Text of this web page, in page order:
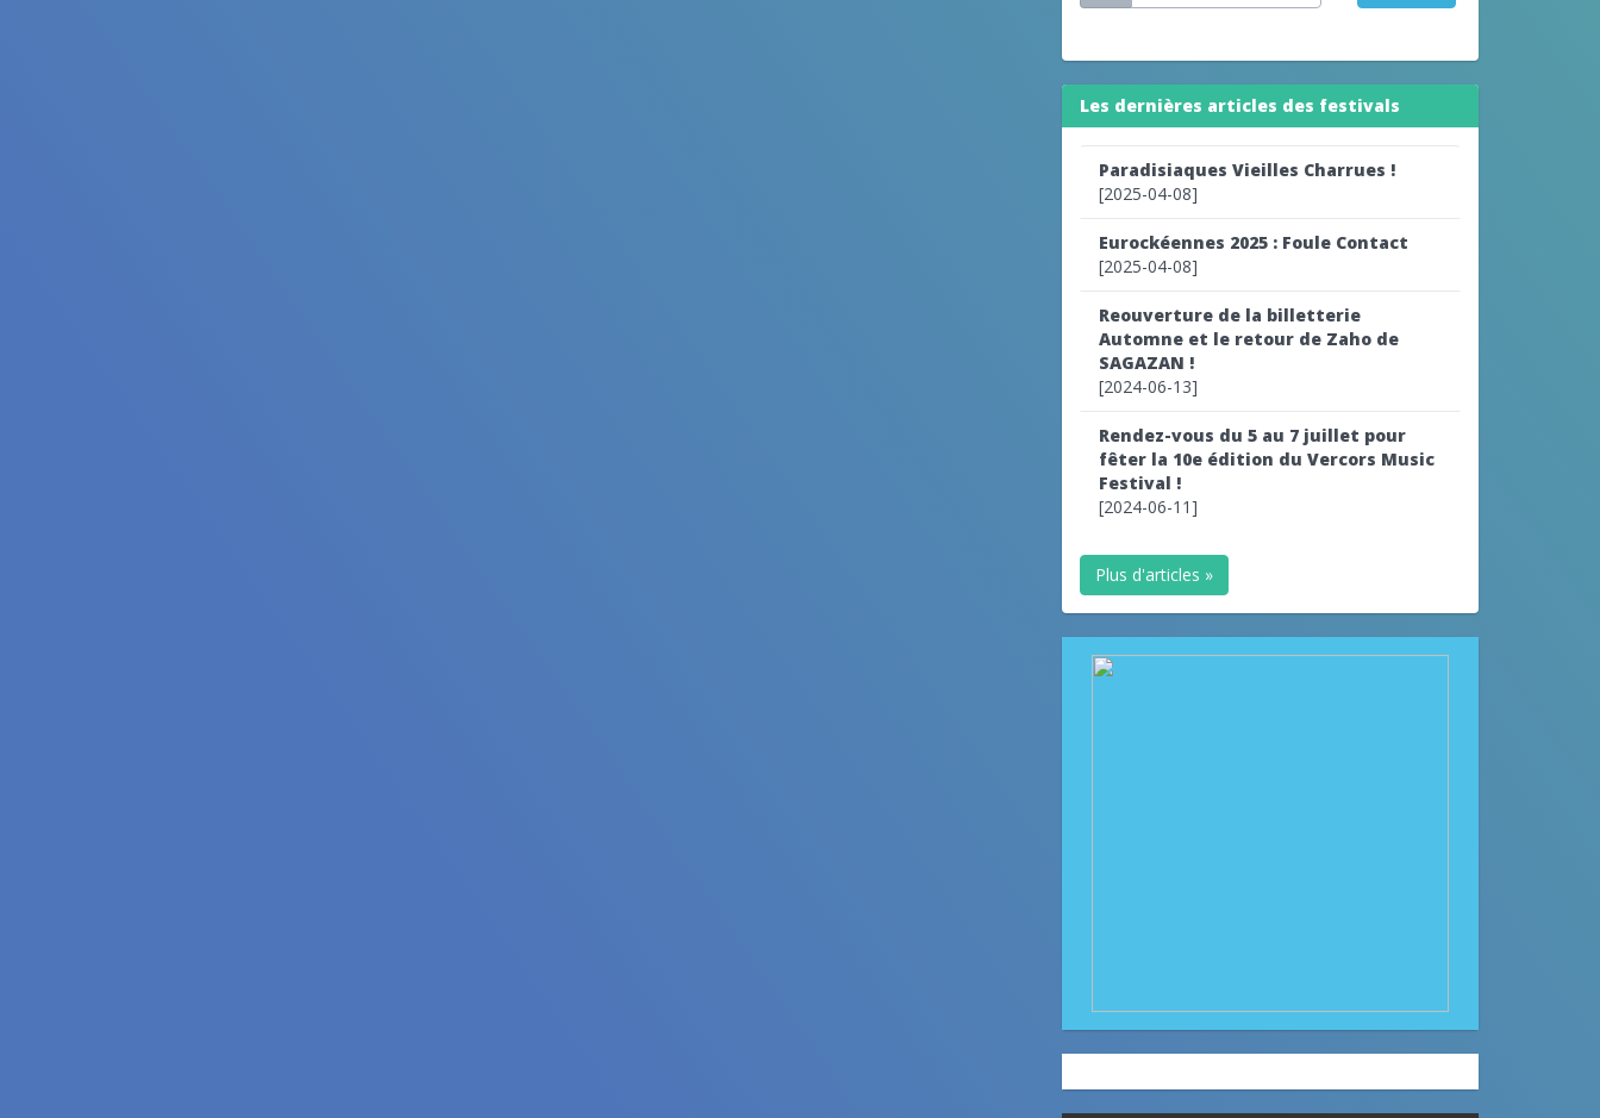
Les dernières articles des festivals
Paradisiaques Vieilles Charrues !
[2025-04-08]
Eurockéennes 2025 : Foule Contact
[2025-04-08]
Reouverture de la billetterie
Automne et le retour de Zaho de
SAGAZAN !
[2024-06-13]
Rendez-vous du 5 au 7 juillet pour
fêter la 10e édition du Vercors Music
Festival !
[2024-06-11]
Plus d'articles »